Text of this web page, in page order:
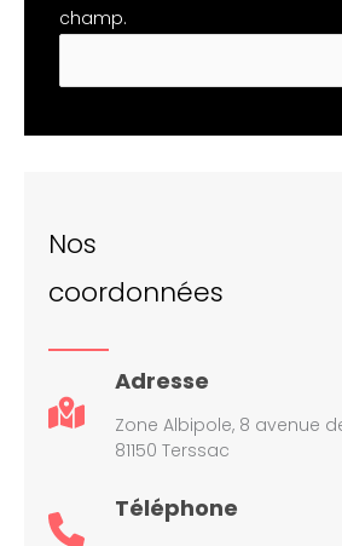
champ.
Nos
coordonnées
Adresse
Zone Albipole, 8 avenue
81150 Terssac
Téléphone